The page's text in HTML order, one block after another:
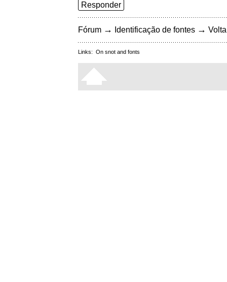
Responder
Fórum → Identificação de fontes →
Links: On snot and fonts